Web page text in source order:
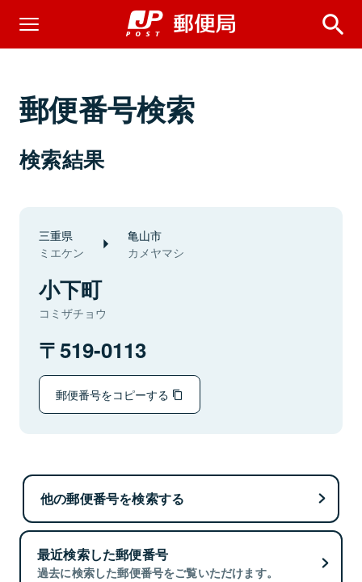
郵便番号検索
検索結果
三重県
ミエケン
亀山市
カメヤマシ
小下町
コミザチョウ
519-0113
郵便番号をコピーする
他の郵便番号を検索する
最近検索した郵便番号
過去に検索した郵便番号をご覧いただけます。